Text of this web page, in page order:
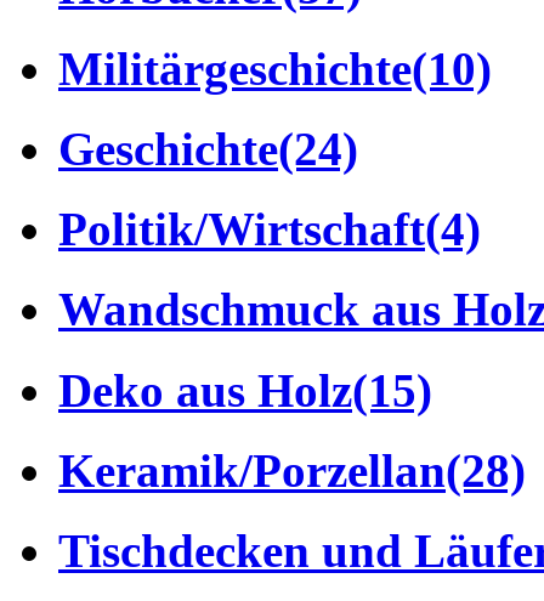
Militärgeschichte(10)
Geschichte(24)
Politik/Wirtschaft(4)
Wandschmuck aus
Deko aus Holz(15)
Keramik/Porzellan(28)
Tischdecken und